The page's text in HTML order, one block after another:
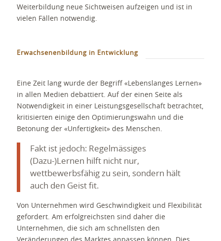
Weiterbildung neue Sichtweisen aufzeigen und ist in
vielen Fällen notwendig.
Erwachsenenbildung in Entwicklung
Eine Zeit lang wurde der Begriff «Lebenslanges Lernen»
in allen Medien debattiert. Auf der einen Seite als
Notwendigkeit in einer Leistungsgesellschaft betrachtet,
kritisierten einige den Optimierungswahn und die
Betonung der «Unfertigkeit» des Menschen.
Fakt ist jedoch: Regelmässiges
(Dazu-)Lernen hilft nicht nur,
wettbewerbsfähig zu sein, sondern hält
auch den Geist fit.
Von Unternehmen wird Geschwindigkeit und Flexibilität
gefordert. Am erfolgreichsten sind daher die
Unternehmen, die sich am schnellsten den